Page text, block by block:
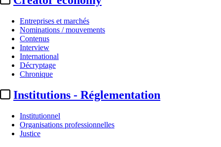
Entreprises et marchés
Nominations / mouvements
Contenus
Interview
International
Décryptage
Chronique
Institutions - Réglementation
Institutionnel
Organisations professionnelles
Justice